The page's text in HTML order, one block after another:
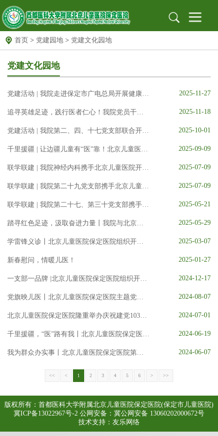
首页
医院概况 医院简介
就医指南 出诊信息 保定专家 北京专家 地址位置
党建园地 党建文化园地 工作动态 支部园地
信息公开 招标采购 公示栏 安全生产
图书馆 大医电子图书阅览系统 知网数据库 UpToDate临床顾问
医患交流
首页 > 党建园地 > 党建文化园地
党建文化园地
党建活动 | 我院走进保定市广电总局开展健康科普宣讲 2025-11-27
追寻英雄足迹，践行医者仁心！我院党员干部赴唐县开展思政教育活动 2025-11-18
党建活动 | 我院第二、四、十七党支部联合开展参观白洋淀雁翎队纪念馆红色教育活动 2025-10-01
千里援疆 | 让边疆儿童有“医”靠！北京儿童医院保定医院召开援疆医师欢送会 2025-09-09
联学联建 | 我院神经内科携手北京儿童医院开展“国际癫痫关爱日”主题义诊活动 2025-07-09
联学联建 | 我院第二十九党支部携手北京儿童医院影像学科党支部开展联学联建活动 2025-07-09
联学联建 | 我院第二十七、第三十党支部携手农大信息学院党支部开展联学联建活动 2025-05-21
踏寻红色足迹，汲取奋进力量丨我院与北京儿童医院知联会组织开展爱心义诊暨红色教育共建活动 2025-05-29
学雷锋义诊丨北京儿童医院保定医院组织开展学雷锋义诊志愿服务活动 2025-03-07
新春慰问，情暖儿医！ 2025-01-27
一支部一品牌 |北京儿童医院保定医院组织开展党支部党建品牌设计评比活动 2024-12-17
党旗映儿医丨北京儿童医院保定医院主题党日活动集锦（一） 2024-08-07
北京儿童医院保定医院隆重举办庆祝建党103周年暨“七一”表彰大会 2024-07-01
千里援疆，“医”路有我丨北京儿童医院保定医院召开援疆医师欢送会 2024-06-19
我为群众办实事丨北京儿童医院保定医院第九党支部到保定市福利院开展慰问活动 2024-06-07
<< < 1 2 3 4 5 6 > >>
版权所有：首都医科大学附属北京儿童医院保定医院(保定市儿童医院)
冀ICP备13022967号-2 公网安备：冀公网安备 13060202000672号
技术支持： 友乐网络